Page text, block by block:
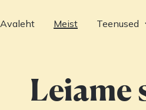
Avaleht Meist Teenused
Leiame